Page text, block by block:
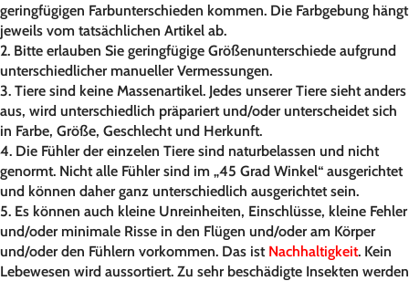
geringfügigen Farbunterschieden kommen. Die Farbgebung hängt
jeweils vom tatsächlichen Artikel ab.
2. Bitte erlauben Sie geringfügige Größenunterschiede aufgrund
unterschiedlicher manueller Vermessungen.
3. Tiere sind keine Massenartikel. Jedes unserer Tiere sieht anders
aus, wird unterschiedlich präpariert und/oder unterscheidet sich
in Farbe, Größe, Geschlecht und Herkunft.
4. Die Fühler der einzelen Tiere sind naturbelassen und nicht
genormt. Nicht alle Fühler sind im „45 Grad Winkel“ ausgerichtet
und können daher ganz unterschiedlich ausgerichtet sein.
5. Es können auch kleine Unreinheiten, Einschlüsse, kleine Fehler
und/oder minimale Risse in den Flügen und/oder am Körper
und/oder den Fühlern vorkommen. Das ist Nachhaltigkeit. Kein
Lebewesen wird aussortiert. Zu sehr beschädigte Insekten werden